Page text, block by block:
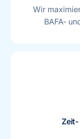
Wir
BAFA-
Zeit-